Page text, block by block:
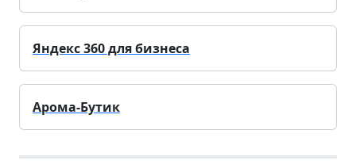
Яндекс 360 для бизнеса
Арома-Бутик